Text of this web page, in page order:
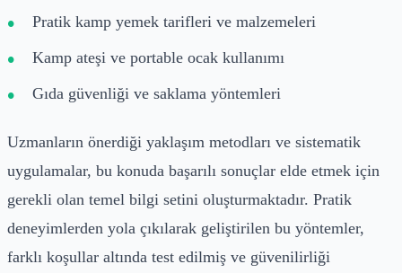
Pratik kamp yemek tarifleri ve malzemeleri
Kamp ateşi ve portable ocak kullanımı
Gıda güvenliği ve saklama yöntemleri
Uzmanların önerdiği yaklaşım metodları ve sistematik
uygulamalar, bu konuda başarılı sonuçlar elde etmek için
gerekli olan temel bilgi setini oluşturmaktadır. Pratik
deneyimlerden yola çıkılarak geliştirilen bu yöntemler,
farklı koşullar altında test edilmiş ve güvenilirliği